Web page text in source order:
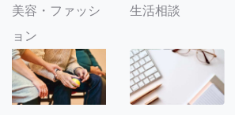
美容・ファッシ
ョン
生活相談